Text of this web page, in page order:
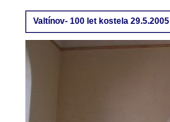
Valtínov- 100 let kostela 29.5.2005